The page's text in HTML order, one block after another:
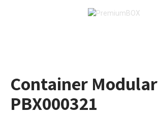
Container Modular
PBX000321